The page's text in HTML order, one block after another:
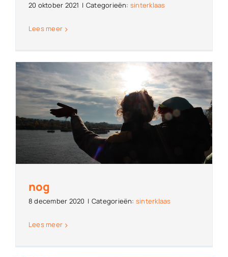
20 oktober 2021 | Categorieën: sinterklaas
Lees meer
nog
8 december 2020 | Categorieën: sinterklaas
Lees meer